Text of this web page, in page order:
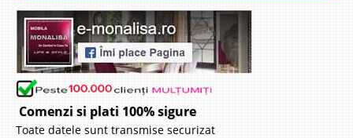
Comenzi si plati 100% sigure
Toate datele sunt transmise securizat